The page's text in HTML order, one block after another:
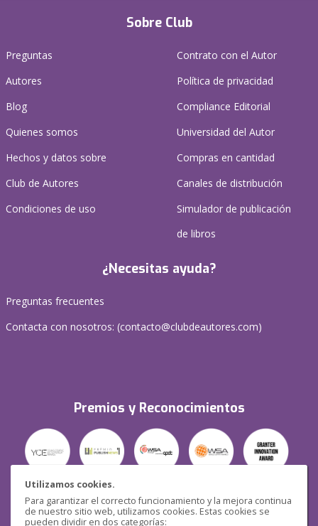
Utilizamos cookies.
Para garantizar el correcto funcionamiento y la mejora continua
de nuestro sitio web, utilizamos cookies. Estas cookies se
pueden dividir en dos categorías:
Sobre Club
Preguntas
Autores
Blog
Quienes somos
Hechos y datos sobre
Club de Autores
Condiciones de uso
Contrato con el Autor
Política de privacidad
Compliance Editorial
Universidad del Autor
Compras en cantidad
Canales de distribución
Simulador de publicación
de libros
¿Necesitas ayuda?
Preguntas frecuentes
Contacta con nosotros: (contacto@clubdeautores.com)
Premios y Reconocimientos
Seguridad